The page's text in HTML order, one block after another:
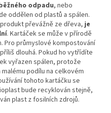
odpadu, nebo
oddělen od plastů a spálen.
převážně ze dřeva, je
. Kartáček se může v přírodě
Pro průmyslové kompostování
dlouhá. Pokud ho vytřídíte
vyřazen spálen, protože
podílu na celkovém
tohoto kartáčku se
bude recyklován stejně,
plast z fosilních zdrojů.